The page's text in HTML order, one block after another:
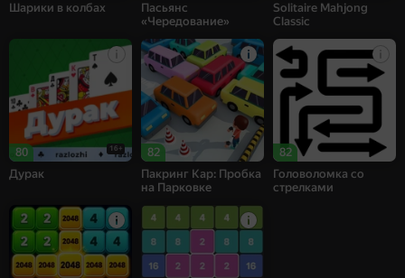
Шарики в колбах
Пасьянс
«Чередование»
Solitaire Mahjong
Classic
80 16+
Дурак
82
Пакринг Кар: Пробка
на Парковке
82
Головоломка со
стрелками